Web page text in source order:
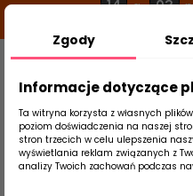
14 g 03
Strona Główna
Zgody
Informacje dotyczące
Ta witryna korzysta z własnych
poziom doświadczenia na naszej
stron trzecich w celu ulepszenia
wyświetlania reklam związanych z
analizy Twoich zachowań podczas